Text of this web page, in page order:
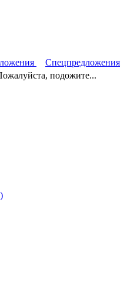
Спецпредложения
подожите...